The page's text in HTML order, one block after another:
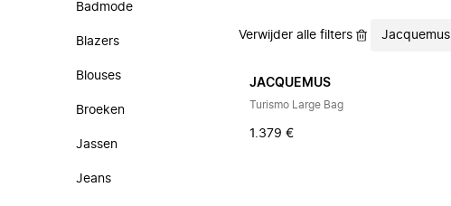
Badmode
Blazers
Blouses
Broeken
Jassen
Jeans
Verwijder alle filters Jacquemus
JACQUEMUS
Turismo Large Bag
1.379 €